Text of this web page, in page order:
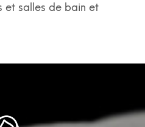
et salles de bain et